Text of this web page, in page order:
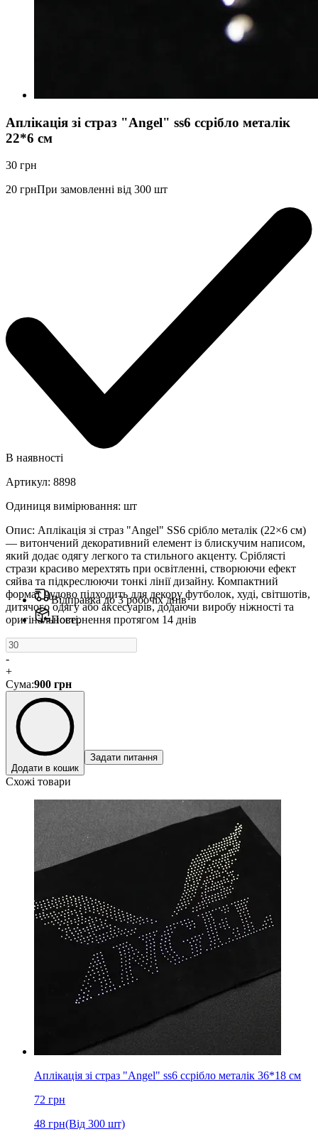
Аплікація зі страз "Angel" ss6 cсрібло металік
22*6 см
30 грн
20 грнПри замовленні від 300 шт
В наявності
Артикул: 8898
Одиниця вимірювання: шт
Опис: Аплікація зі страз "Angel" SS6 срібло металік (22×6 см)
— витончений декоративний елемент із блискучим написом,
який додає одягу легкого та стильного акценту. Сріблясті
стрази красиво мерехтять при освітленні, створюючи ефект
сяйва та підкреслюючи тонкі лінії дизайну. Компактний
формат чудово підходить для декору футболок, худі, світшотів,
дитячого одягу або аксесуарів, додаючи виробу ніжності та
оригінальності.
Відправка до 3 робочіх днів
Повернення протягом 14 днів
-
+
Сума:900 грн
Додати в кошик
Задати питання
Схожі товари
Аплікація зі страз "Angel" ss6 cсрібло металік 36*18 см
72 грн
48 грн(Від 300 шт)